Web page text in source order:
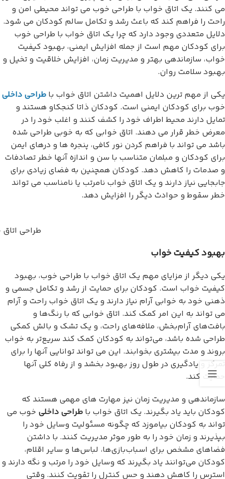
می کنند. یک اتاق خواب با طراحی خوب می تواند محیطی امن و
راحت را فراهم کند که باعث رشد و تکامل سالم کودکان می شود.
دلایل متعددی وجود دارد که چرا یک اتاق خواب با طراحی خوب
برای کودکان مهم است از جمله افزایش ایمنی، بهبود کیفیت
خواب، سازماندهی بهتر و مدیریت زمان، افزایش خلاقیت و تخیل و
بهبود سلامت روان.
یکی از مهم ترین دلایل اهمیت داشتن اتاق خواب با طراحی داخلی
خوب برای کودکان ایمنی است. کودکان ذاتا کنجکاو هستند و
تمایل دارند محیط اطراف خود را کشف کنند و اغلب خود را در
معرض خطر قرار می دهند. اتاق خوابی که به خوبی طراحی شده
باشد می تواند با فراهم کردن نور کافی، پنجره ها و درهای ایمن
برای کودکان و مبلمان متناسب با سن و اندازه آنها خطر تصادفات
و صدمات را کاهش دهد. کودکان همچنین به فضای زیادی برای
جابجایی نیاز دارند و یک اتاق خواب نامرتب یا نامناسب می تواند
خطر سقوط و حوادث دیگر را افزایش دهد.
طراحی
بهبود کیفیت خواب
یکی دیگر از مزایای مهم یک اتاق خواب با طراحی خوب، بهبود
کیفیت خواب است. کودکان برای حمایت از رشد و تکامل جسمی و
ذهنی خود به خوابی آرام نیاز دارند و یک اتاق خواب راحت و آرام
می تواند به این امر کمک کند. اتاق خوابی که با رنگ‌ها و
بافت‌های آرام‌بخش، ملافه‌های راحت، و یک تشک و بالش کمکی
طراحی شده باشد، می‌تواند به کودکان کمک کند سریع‌تر به خواب
بروند و مدت بیشتری بخوابند. این می تواند توانایی آنها را برای
تمرکز و یادگیری در طول روز بهبود بخشد و از رفاه کلی آنها
حمایت کند.
سازماندهی و مدیریت زمان نیز مهارت های مهمی هستند که
کودکان باید یاد بگیرند. یک اتاق خواب با طراحی داخلی خوب می
تواند به کودکان بیاموزد که چگونه مسئولیت وسایل خود را
بپذیرند و زمان خود را به طور موثر مدیریت کنند. با داشتن
فضاهای مشخص برای اسباب‌بازی‌ها، لباس‌ها و سایر اقلام،
کودکان می‌توانند یاد بگیرند که وسایل خود را مرتب و نگه دارند و
استرس را کاهش دهند و حس کنترل را تقویت کنند. وقتی